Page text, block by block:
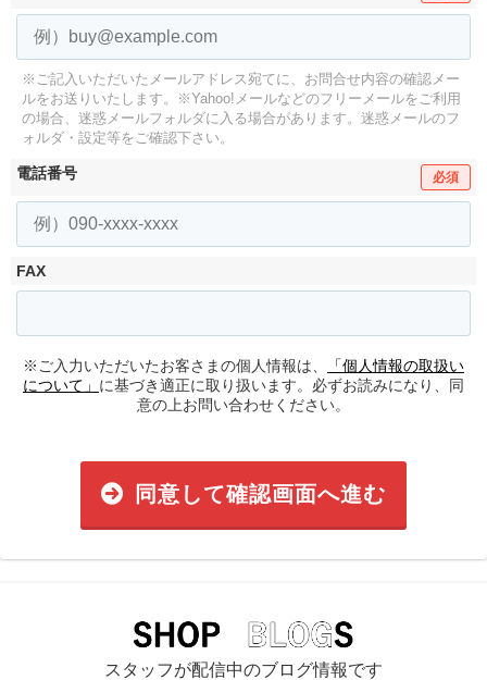
※ご記入いただいたメールアドレス宛てに、お問合せ内容の確認メー
ルをお送りいたします。
※Yahoo!メールなどのフリーメールをご利用
の場合、迷惑メールフォルダに入る場合があります。 迷惑メールのフ
ォルダ・設定等をご確認下さい。
電話番号 必須
FAX
※ご入力いただいたお客さまの個人情報は、
「個人情報の取扱い
について」 に基づき適正に取り扱います。必ずお読みになり、同
意の上お問い合わせください。
同意して確認画面へ進む
スタッフが配信中のブログ情報です